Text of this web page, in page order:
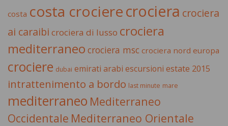
costa costa crocierecrociera crociera
ai caraibi crociera di lusso crociera
mediterraneo crociera msc crociera nord europa
crociere dubai emirati arabi escursioni estate 2015
intrattenimento a bordo last minute mare
mediterraneo Mediterraneo
Occidentale Mediterraneo Orientale